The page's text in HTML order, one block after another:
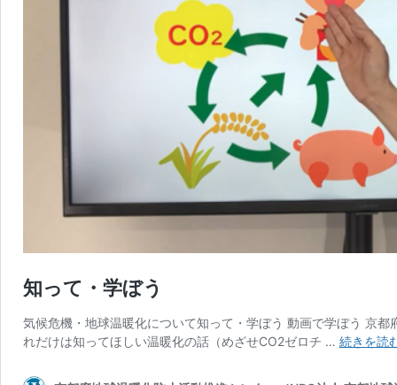
知って・学ぼう
気候危機・地球温暖化について知って・学ぼう 動画で学ぼう 京
れだけは知ってほしい温暖化の話（めざせCO2ゼロチ … 続きを読